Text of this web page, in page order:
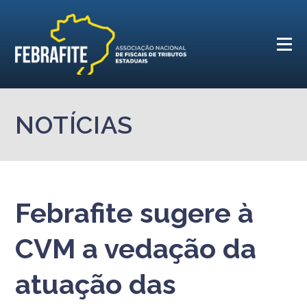
NOTÍCIAS
Febrafite sugere à
CVM a vedação da
atuação das